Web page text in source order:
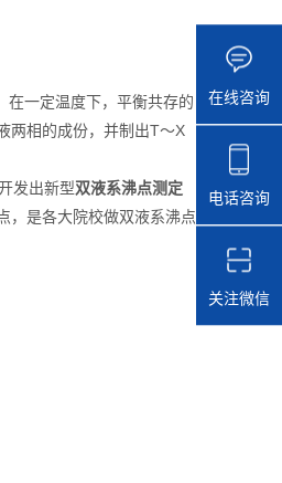
一定温度下，平衡共存的
两相的成份，并制出T～X
发出新型双液系沸点测定
，是各大院校做双液系沸点
在线咨询
电话咨询
关注微信